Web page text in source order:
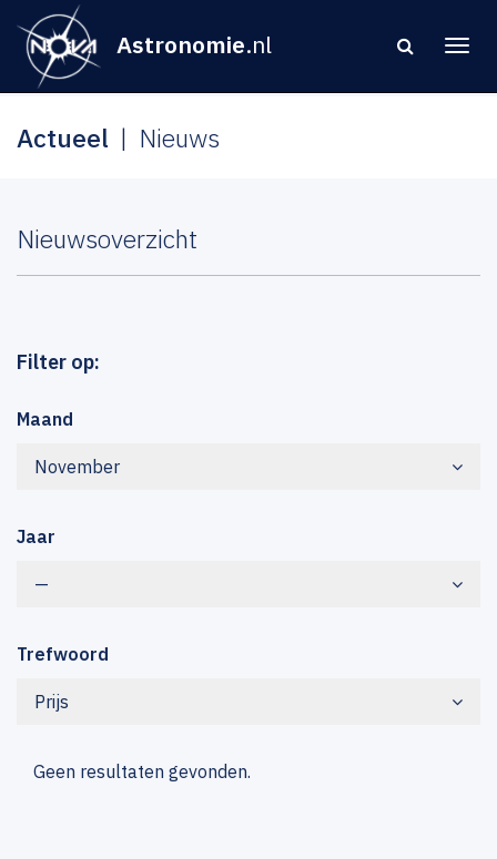
Astronomie.nl
Actueel Nieuws
Nieuwsoverzicht
Filter op:
Maand
November
Jaar
—
Trefwoord
Prijs
Geen resultaten gevonden.